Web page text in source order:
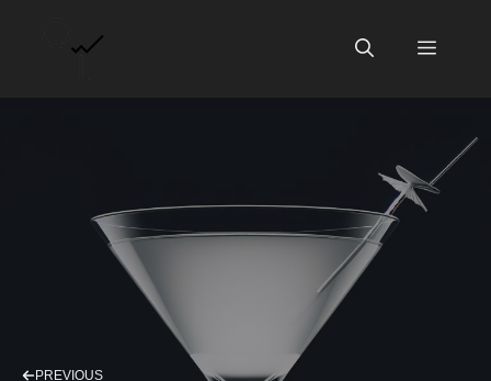
Menu
PREVIOUS